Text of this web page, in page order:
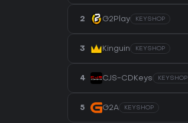
2 G2Play KEYSHOP
3 Kinguin KEYSHOP
4 CJS-CDKeys KEYSHOP
5 G2A KEYSHOP